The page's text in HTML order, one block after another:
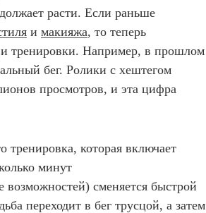
расти. Если раньше
и макияжа, то теперь
и тренировки. Например, в прошлом
бег. Ролики с хештегом
просмотров, и эта цифра
тренировка, которая включает
минут
возможностей) сменяется быстрой
переходит в бег трусцой, а затем